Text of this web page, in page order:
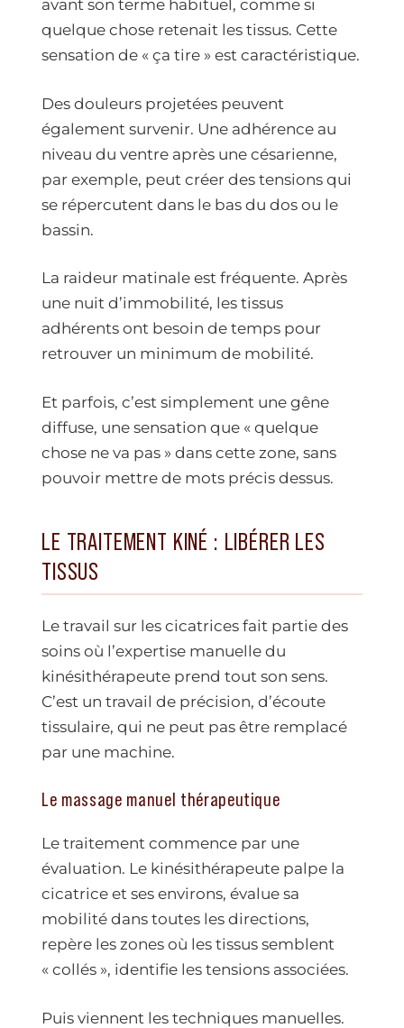
avant son terme habituel, comme si
quelque chose retenait les tissus. Cette
sensation de « ça tire » est caractéristique.
Des douleurs projetées peuvent
également survenir. Une adhérence au
niveau du ventre après une césarienne,
par exemple, peut créer des tensions qui
se répercutent dans le bas du dos ou le
bassin.
La raideur matinale est fréquente. Après
une nuit d’immobilité, les tissus
adhérents ont besoin de temps pour
retrouver un minimum de mobilité.
Et parfois, c’est simplement une gêne
diffuse, une sensation que « quelque
chose ne va pas » dans cette zone, sans
pouvoir mettre de mots précis dessus.
LE TRAITEMENT KINÉ : LIBÉRER LES
TISSUS
Le travail sur les cicatrices fait partie des
soins où l’expertise manuelle du
kinésithérapeute prend tout son sens.
C’est un travail de précision, d’écoute
tissulaire, qui ne peut pas être remplacé
par une machine.
Le massage manuel thérapeutique
Le traitement commence par une
évaluation. Le kinésithérapeute palpe la
cicatrice et ses environs, évalue sa
mobilité dans toutes les directions,
repère les zones où les tissus semblent
« collés », identifie les tensions associées.
Puis viennent les techniques manuelles.